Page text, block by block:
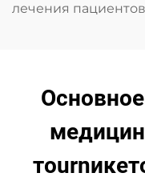
лечения